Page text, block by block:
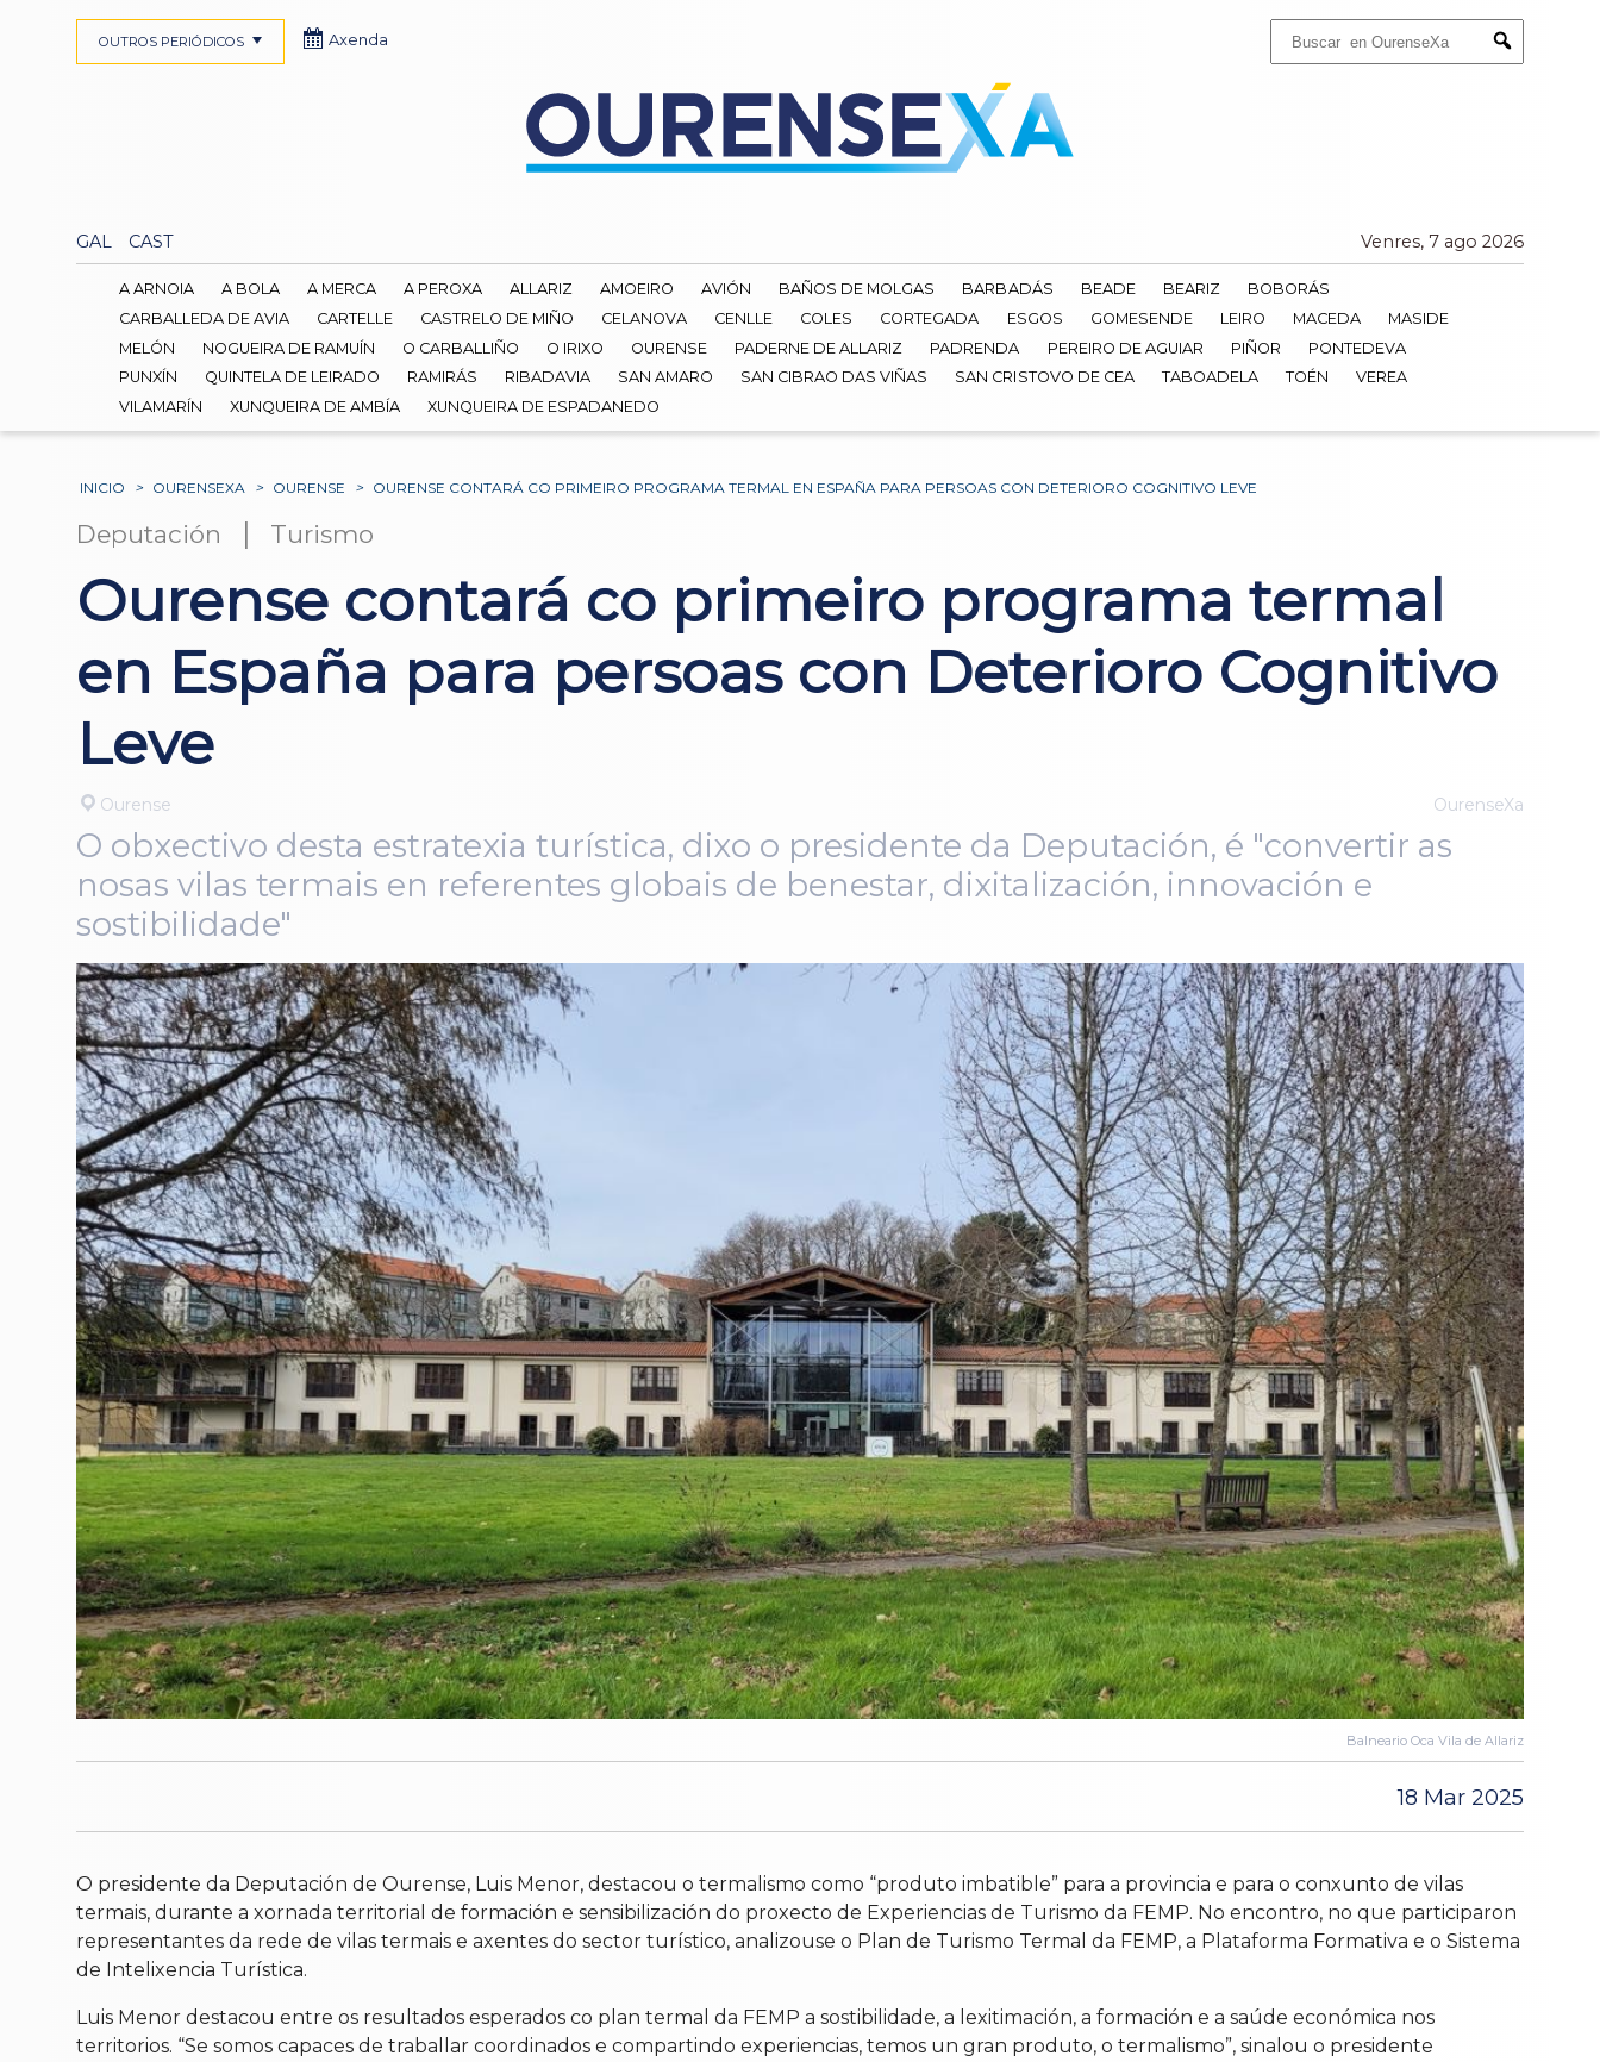
Submit
GAL CAST Venres, 7 ago 2026
OUTROS PERIÓDICOS Axenda
A ARNOIA A BOLA A MERCA A PEROXA ALLARIZ AMOEIRO AVIÓN BAÑOS DE MOLGAS BARBADÁS BEADE BEARIZ
BOBORÁS
CARBALLEDA DE AVIA
CARTELLE CASTRELO DE MIÑO CELANOVA CENLLE COLES CORTEGADA ESGOS GOMESENDE LEIRO MACEDA
MASIDE
MELÓN
NOGUEIRA DE RAMUÍN O CARBALLIÑO O IRIXO OURENSE PADERNE DE ALLARIZ PADRENDA PEREIRO DE AGUIAR PIÑOR
PONTEDEVA
PUNXÍN
QUINTELA DE LEIRADO RAMIRÁS RIBADAVIA SAN AMARO SAN CIBRAO DAS VIÑAS SAN CRISTOVO DE CEA TABOADELA TOÉN
VEREA
VILAMARÍN
XUNQUEIRA DE AMBÍA XUNQUEIRA DE ESPADANEDO
INICIO > OURENSEXA > OURENSE > OURENSE CONTARÁ CO PRIMEIRO PROGRAMA TERMAL EN ESPAÑA PARA PERSOAS CON DETERIORO COGNITIVO LEVE
Deputación | Turismo
Ourense contará co primeiro programa termal
en España para persoas con Deterioro Cognitivo
Leve
Ourense OurenseXa
O obxectivo desta estratexia turística, dixo o presidente da Deputación, é "convertir as
nosas vilas termais en referentes globais de benestar, dixitalización, innovación e
sostibilidade"
Balneario Oca Vila de Allariz
18 Mar 2025
O presidente da Deputación de Ourense, Luis Menor, destacou o termalismo como “produto imbatible” para a provincia e para o conxunto de vilas
termais, durante a xornada territorial de formación e sensibilización do proxecto de Experiencias de Turismo da FEMP. No encontro, no que participaron
representantes da rede de vilas termais e axentes do sector turístico, analizouse o Plan de Turismo Termal da FEMP, a Plataforma Formativa e o Sistema
de Intelixencia Turística.
Luis Menor destacou entre os resultados esperados co plan termal da FEMP a sostibilidade, a lexitimación, a formación e a saúde económica nos
territorios. “Se somos capaces de traballar coordinados e compartindo experiencias, temos un gran produto, o termalismo”, sinalou o presidente